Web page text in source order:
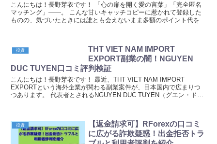
こんにちは！長野芽衣です！ 「心の扉を開く愛の言葉」「完全匿名
マッチング」——。 こんな甘いキャッチコピーに惹かれて登録した
ものの、気づいたときには誰とも会えないまま多額のポイント代を失
投資
THT VIET NAM IMPORT
EXPORT副業の闇！NGUYEN
DUC TUYEN口コミ評判検証
こんにちは！長野芽衣です！ 最近、THT VIET NAM IMPORT
EXPORTという海外企業が関わる副業案件が、日本国内で広まりつ
つあります。 代表者とされるNGUYEN DUC TUYEN（グエン・ドゥ
投資
【返金請求可】RForexの口コミ
に広がる詐欺疑惑！出金拒否トラ